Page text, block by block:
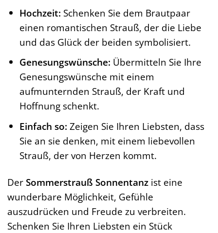
Hochzeit: Schenken Sie dem Brautpaar
einen romantischen Strauß, der die Liebe
und das Glück der beiden symbolisiert.
Genesungswünsche: Übermitteln Sie Ihre
Genesungswünsche mit einem
aufmunternden Strauß, der Kraft und
Hoffnung schenkt.
Einfach so: Zeigen Sie Ihren Liebsten, dass
Sie an sie denken, mit einem liebevollen
Strauß, der von Herzen kommt.
Der Sommerstrauß Sonnentanz ist eine
wunderbare Möglichkeit, Gefühle
auszudrücken und Freude zu verbreiten.
Schenken Sie Ihren Liebsten ein Stück